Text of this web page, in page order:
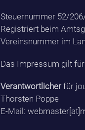
Steuernummer 52/
Registriert beim
Vereinsnummer im
Das Impressum gilt für
Verantwortlicherfür
Thorsten Poppe
E-Mail: